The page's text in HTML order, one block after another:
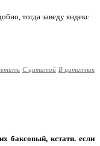
тогда заведу яндекс
С цитатой В цитатник
баксовый, кстати. если